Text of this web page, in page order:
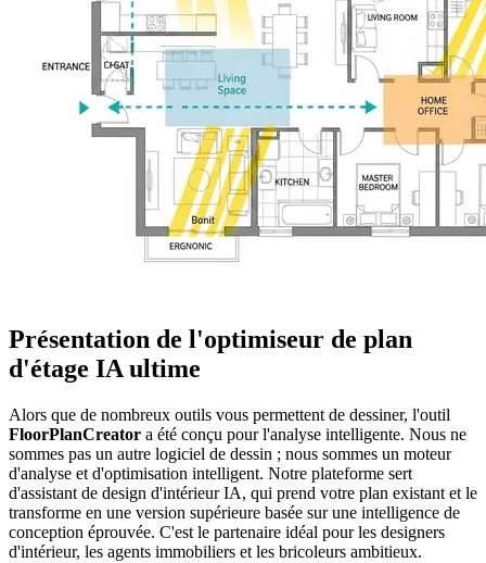
Présentation de l'optimiseur de plan
d'étage IA ultime
Alors que de nombreux outils vous permettent de dessiner, l'outil
FloorPlanCreator a été conçu pour l'analyse intelligente. Nous ne
sommes pas un autre logiciel de dessin ; nous sommes un moteur
d'analyse et d'optimisation intelligent. Notre plateforme sert
d'assistant de design d'intérieur IA, qui prend votre plan existant et le
transforme en une version supérieure basée sur une intelligence de
conception éprouvée. C'est le partenaire idéal pour les designers
d'intérieur, les agents immobiliers et les bricoleurs ambitieux.